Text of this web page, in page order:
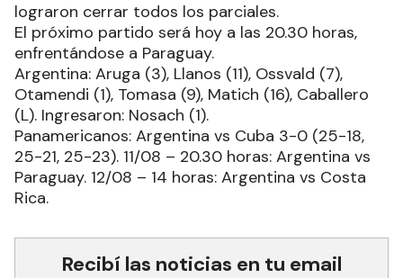
lograron cerrar todos los parciales.
El próximo partido será hoy a las 20.30 horas,
enfrentándose a Paraguay.
Argentina: Aruga (3), Llanos (11), Ossvald (7),
Otamendi (1), Tomasa (9), Matich (16), Caballero
(L). Ingresaron: Nosach (1).
Panamericanos: Argentina vs Cuba 3-0 (25-18,
25-21, 25-23). 11/08 – 20.30 horas: Argentina vs
Paraguay. 12/08 – 14 horas: Argentina vs Costa
Rica.
Recibí las noticias en tu email